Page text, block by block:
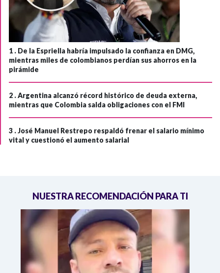
1 . De la Espriella habría impulsado la confianza en DMG,
mientras miles de colombianos perdían sus ahorros en la
pirámide
2 .Argentina alcanzó récord histórico de deuda externa,
mientras que Colombia salda obligaciones con el FMI
3 .José Manuel Restrepo respaldó frenar el salario mínimo
vital y cuestionó el aumento salarial
NUESTRA RECOMENDACIÓN PARA TI